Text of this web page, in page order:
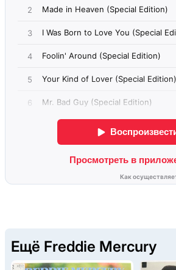
Ещё Freddie Mercury